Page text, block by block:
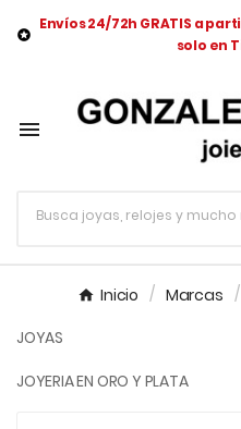

Envíos 24/72h GRATIS a
solo en

Inicio Marcas
JOYAS
JOYERIA EN ORO Y PLATA